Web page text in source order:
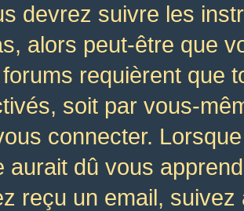
devrez suivre les
alors peut-être que
requièrent que
soit par vous-
connecter.
aurait dû vous
reçu un email,